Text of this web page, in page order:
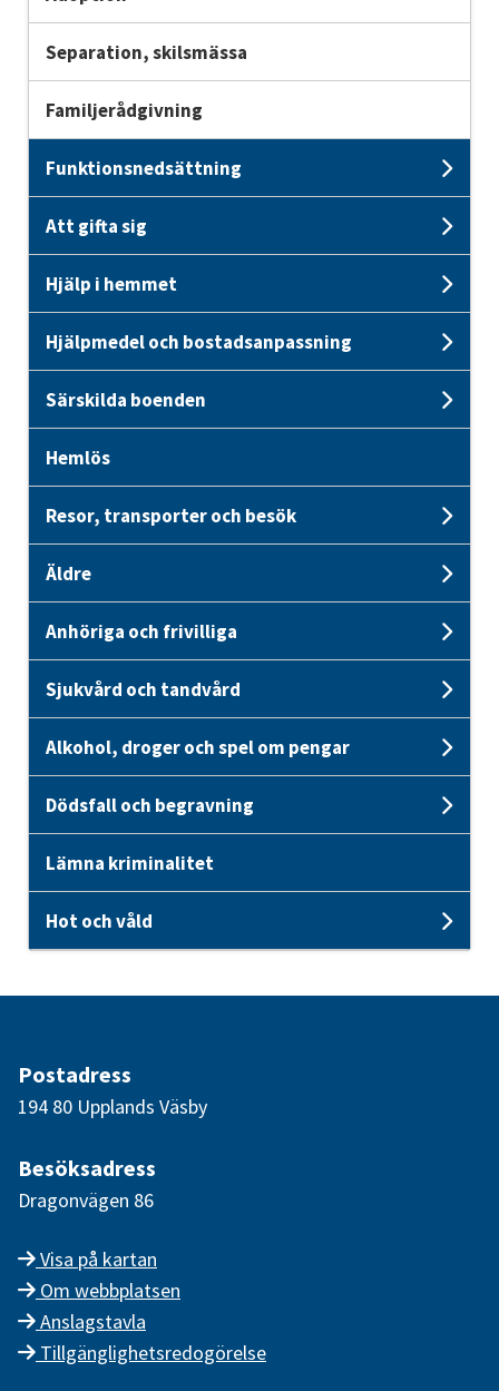
Separation, skilsmässa
Familjerådgivning
Funktionsnedsättning
Att gifta sig
Hjälp i hemmet
Hjälpmedel och bostadsanpassning
Särskilda boenden
Hemlös
Resor, transporter och besök
Äldre
Anhöriga och frivilliga
Sjukvård och tandvård
Alkohol, droger och spel om pengar
Dödsfall och begravning
Lämna kriminalitet
Hot och våld
Postadress
194 80 Upplands Väsby
Besöksadress
Dragonvägen 86
Visa på kartan
Om webbplatsen
Anslagstavla
Tillgänglighetsredogörelse